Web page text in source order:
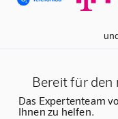
Bereit für den
Das Expertenteam
Ihnen zu helfen.